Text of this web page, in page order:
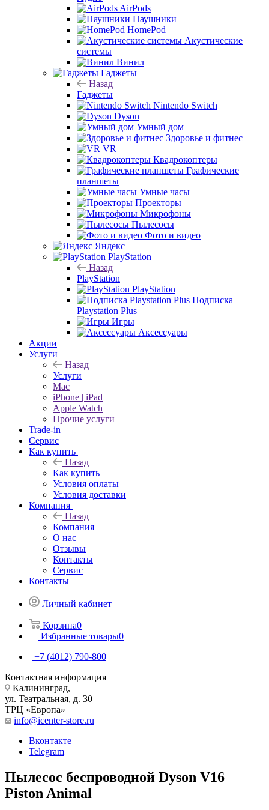
AirPods
Наушники
HomePod
Акустические
системы
Винил
Гаджеты
Назад
Гаджеты
Nintendo Switch
Dyson
Умный дом
Здоровье и фитнес
VR
Квадрокоптеры
Графические
планшеты
Умные часы
Проекторы
Микрофоны
Пылесосы
Фото и видео
Яндекс
PlayStation
Назад
PlayStation
PlayStation
Подписка
Playstation Plus
Игры
Аксессуары
Акции
Услуги
Назад
Услуги
Mac
iPhone | iPad
Apple Watch
Прочие услуги
Trade-in
Сервис
Как купить
Назад
Как купить
Условия оплаты
Условия доставки
Компания
Назад
Компания
О нас
Отзывы
Контакты
Сервис
Контакты
Личный кабинет
Корзина0
Избранные товары0
+7 (4012) 790-800
Контактная информация
Калининград,
ул. Театральная, д. 30
ТРЦ «Европа»
info@icenter-store.ru
Вконтакте
Telegram
Пылесос беспроводной Dyson V16
Piston Animal